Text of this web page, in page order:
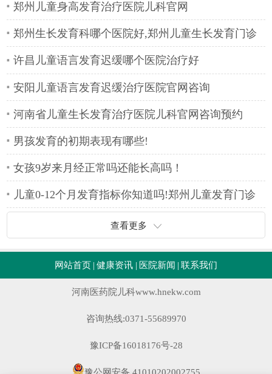
院郑州儿童身高发育治疗医院儿科官网
郑州生长发育科哪个医院好,郑州儿童生长发育门诊
许昌儿童语言发育迟缓哪个医院治疗好
安阳儿童语言发育迟缓治疗医院官网咨询
河南省儿童生长发育治疗医院儿科官网咨询预约
男孩发育的初期表现有哪些!
女孩9岁来月经正常吗还能长高吗！
儿童0-12个月发育指标你知道吗!郑州儿童发育门诊
查看更多
网站首页 | 健康资讯 | 医院新闻 | 联系我们
河南医药院儿科www.hnekw.com
咨询热线:0371-55689970
豫ICP备16018176号-28